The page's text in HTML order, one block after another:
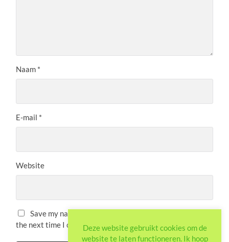
Naam *
E-mail *
Website
Save my name, email, and website in this browser for
the next time I comment.Deze website gebruikt cookies om de
website te laten functioneren. Ik hoop